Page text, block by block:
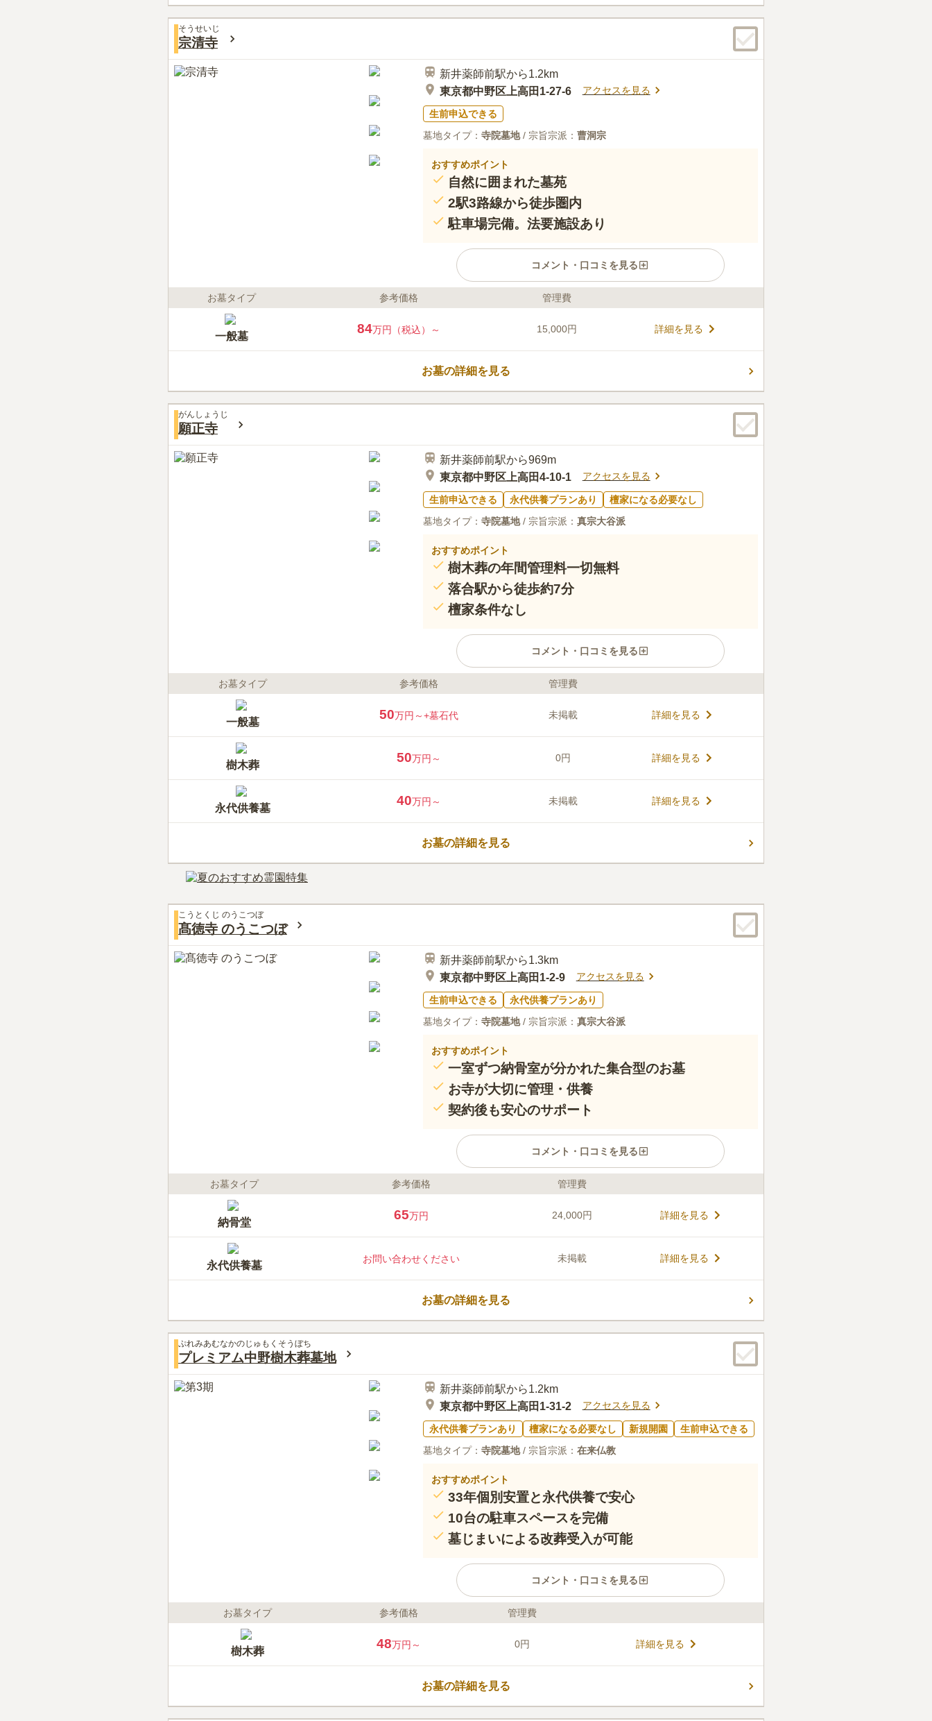
は実相院が相談から請け負ってくれるので心配無用です。
お供え物、花など、駅より商店街を経由してくるので、一般的
なものであれば、そろいますし、食事時も商店街で可能です。
そうせいじ
宗清寺
新井薬師前駅から1.2km
東京都中野区上高田1-27-6
アクセスを見る
生前申込できる
墓地タイプ： 寺院墓地/ 宗旨宗派： 曹洞宗
おすすめポイント
自然に囲まれた墓苑
2駅3路線から徒歩圏内
駐車場完備。法要施設あり
コメント・口コミを見る
最寄り駅から、お墓までの間に、花屋さんがあります。寺の目
の前にお寿司やがありますが、法事の時は、車で５分の所に、タクシー
か、そのお店の送迎バスを利用して行きます。住宅街ですが、お寺が沢
お墓タイプ 参考価格 管理費
一般墓
84万円（税込）～ 15,000円 詳細を見る
お墓の詳細を見る
がんしょうじ
願正寺
新井薬師前駅から969m
東京都中野区上高田4-10-1
アクセスを見る
生前申込できる 永代供養プランあり
檀家になる必要なし
墓地タイプ： 寺院墓地/ 宗旨宗派： 真宗大谷派
おすすめポイント
樹木葬の年間管理料一切無料
落合駅から徒歩約7分
檀家条件なし
コメント・口コミを見る
ライフドット編集部のコメント
雰囲気をもつ上高田にあります。都内では珍しく、広い面積を
持つ敷地内には、大きな墓石はもちろん、コンパクトな墓石も
ー大佐」が寄与したハナミズキの木など日米修好の歴史がわか
る見どころがあります。
口コミ評価
みんなの評価
4.2
お墓タイプ 参考価格 管理費
一般墓
50万円～+墓石代 未掲載 詳細を見る
樹木葬
50万円～ 0円 詳細を見る
永代供養墓
40万円～ 未掲載 詳細を見る
お墓の詳細を見る
こうとくじ のうこつぼ
髙徳寺 のうこつぼ
新井薬師前駅から1.3km
東京都中野区上高田1-2-9
アクセスを見る
生前申込できる
永代供養プランあり
墓地タイプ： 寺院墓地/ 宗旨宗派： 真宗大谷派
おすすめポイント
一室ずつ納骨室が分かれた集合型のお墓
お寺が大切に管理・供養
契約後も安心のサポート
コメント・口コミを見る
ライフドット編集部のコメント
等が眠っている名刹です。都心でありながら15台収容可能な駐
車場を完備しており、車でお参りに行くこともできます。のう
徒になる必要があります。屋外にあるので、開門時間の7時半～
17時半であれば、365日いつでも好きなときにお参りできるの
も嬉しいポイントです。 周辺はとても静かな環境でとなってい
可能です。供養形態はのうこつぼでの永代供養です。 のうこつ
ぼは従来のお墓と近い形で利用できるマンション型のお墓とな
っています。
口コミ評価
この霊園はまだ誰からも評価されていません。
お墓タイプ 参考価格 管理費
納骨堂
65万円 24,000円 詳細を見る
永代供養墓
お問い合わせください 未掲載 詳細を見る
お墓の詳細を見る
ぷれみあむなかのじゅもくそうぼち
プレミアム中野樹木葬墓地
新井薬師前駅から1.2km
東京都中野区上高田1-31-2
アクセスを見る
永代供養プランあり 檀家になる必要なし 新規開園
生前申込できる
墓地タイプ： 寺院墓地/ 宗旨宗派： 在来仏教
おすすめポイント
33年個別安置と永代供養で安心
10台の駐車スペースを完備
墓じまいによる改葬受入が可能
コメント・口コミを見る
ライフドット編集部のコメント
目が彩り豊かで美しいだけでなく、そのときどきのハーブが香
り、お墓参りのたびに深呼吸したくなるような区画になってい
ます。石碑は3種類から、彫刻される花の絵柄は8種類から選ぶ
ことができます。家紋の他、オリジナルデザインも可能です。1
区画に4人まで埋葬することが可能で、納骨ポット内に縦に納骨
お墓タイプ 参考価格 管理費
樹木葬
48万円～ 0円 詳細を見る
お墓の詳細を見る